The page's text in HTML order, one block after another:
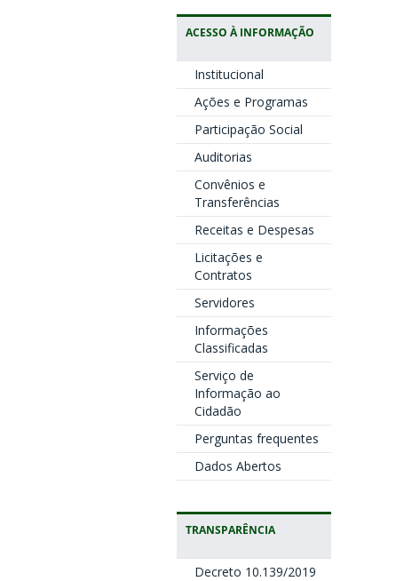
ACESSO À INFORMAÇÃO
Institucional
Ações e Programas
Participação Social
Auditorias
Convênios e
Transferências
Receitas e Despesas
Licitações e
Contratos
Servidores
Informações
Classificadas
Serviço de
Informação ao
Cidadão
Perguntas frequentes
Dados Abertos
TRANSPARÊNCIA
Decreto 10.139/2019